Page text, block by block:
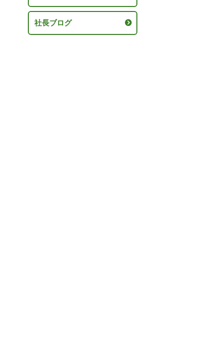
社長ブログ